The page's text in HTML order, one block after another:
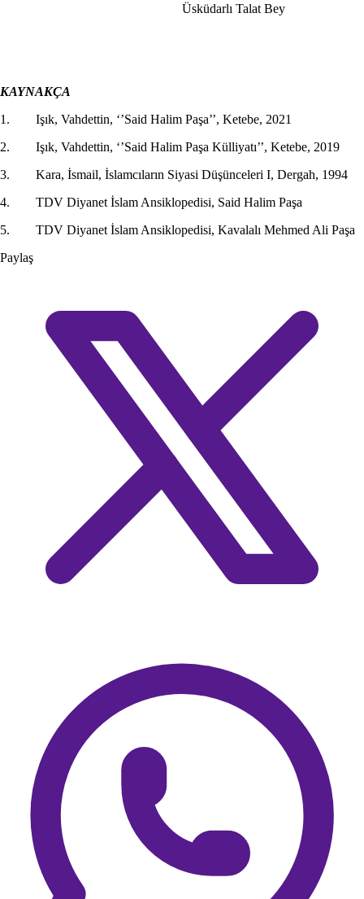
Üsküdarlı Talat Bey
KAYNAKÇA
1. Işık, Vahdettin, ‘’Said Halim Paşa’’, Ketebe, 2021
2. Işık, Vahdettin, ‘’Said Halim Paşa Külliyatı’’, Ketebe, 2019
3. Kara, İsmail, İslamcıların Siyasi Düşünceleri I, Dergah, 1994
4. TDV Diyanet İslam Ansiklopedisi, Said Halim Paşa
5. TDV Diyanet İslam Ansiklopedisi, Kavalalı Mehmed Ali Paşa
Paylaş